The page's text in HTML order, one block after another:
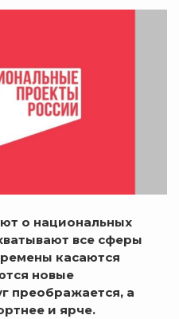
о национальных
все сферы
касаются
новые
преображается, а
и ярче.